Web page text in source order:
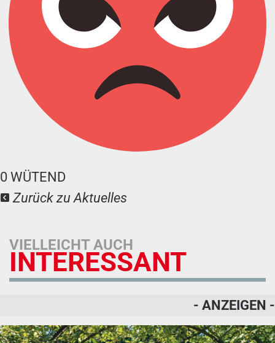
0 WÜTEND
Zurück zu Aktuelles
VIELLEICHT AUCH
INTERESSANT
- ANZEIGEN -